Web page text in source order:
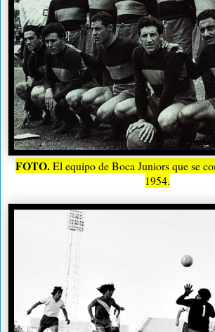
FOTO.El equipo de Boca Juniors que se
1954.